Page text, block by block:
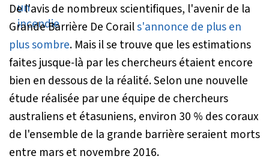
De l'avis de nombreux scientifiques, l'avenir de la
Grande Barrière De Corails'annonce de plus en
plus sombre. Mais il se trouve que les estimations
faites jusque-là par les chercheurs étaient encore
bien en dessous de la réalité. Selon une nouvelle
étude réalisée par une équipe de chercheurs
australiens et étasuniens, environ 30 % des coraux
de l'ensemble de la grande barrière seraient morts
entre mars et novembre 2016.